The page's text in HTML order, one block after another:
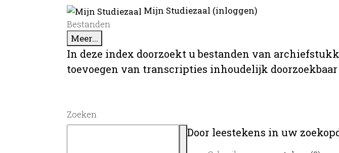
Mijn Studiezaal (inloggen)
Bestanden
Meer...
In deze index doorzoekt u bestanden van
toevoegen van transcripties inhoudelijk
Zoeken
Door leestekens in uw